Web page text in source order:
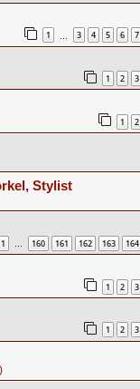
1 3 4 5 6 7
1 2 3
1 2
Stylist
1 160 161 162 163 164
1 2 3
1 2 3